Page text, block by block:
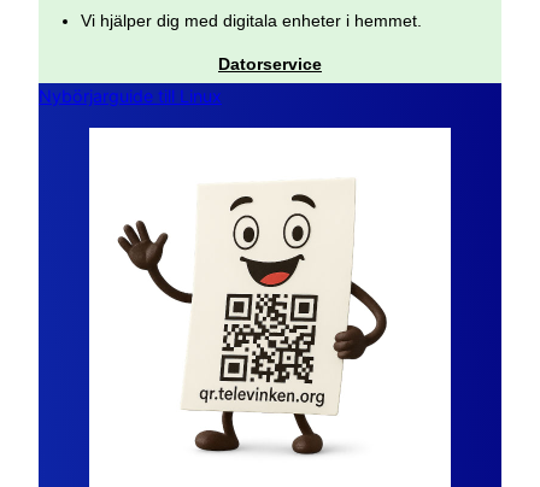
Vi hjälper dig med digitala enheter i hemmet.
Datorservice
Nybörjarguide till Linux